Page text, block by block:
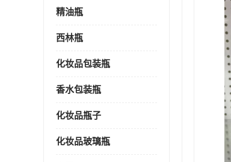
精油瓶
西林瓶
化妆品包装瓶
香水包装瓶
化妆品瓶子
化妆品玻璃瓶